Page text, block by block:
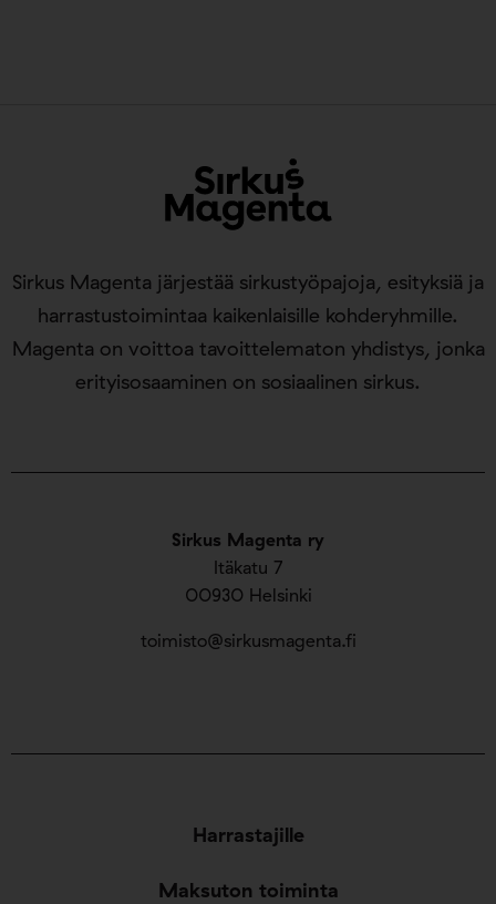
Sirkus Magenta ry
Itäkatu 7
00930 Helsinki
toimisto@sirkusmagenta.fi
Sirkus Magenta järjestää sirkustyöpajoja, esityksiä ja
harrastustoimintaa kaikenlaisille kohderyhmille.
Magenta on voittoa tavoittelematon yhdistys, jonka
erityisosaaminen on sosiaalinen sirkus.
Harrastajille
Maksuton toiminta